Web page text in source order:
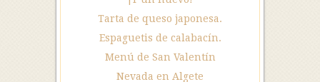
Tarta de queso japonesa.
Espaguetis de calabacín.
Menú de San Valentín
Nevada en Algete